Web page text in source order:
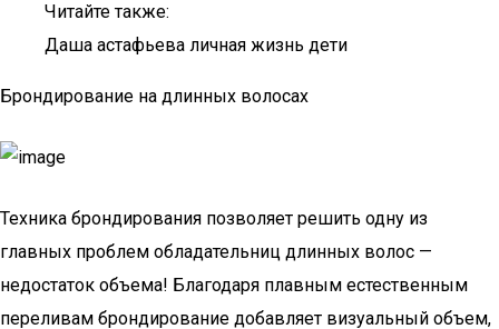
Читайте также:
Даша астафьева личная жизнь дети
Брондирование на длинных волосах
Техника брондирования позволяет решить одну из
главных проблем обладательниц длинных волос —
недостаток объема! Благодаря плавным естественным
переливам брондирование добавляет визуальный объем,